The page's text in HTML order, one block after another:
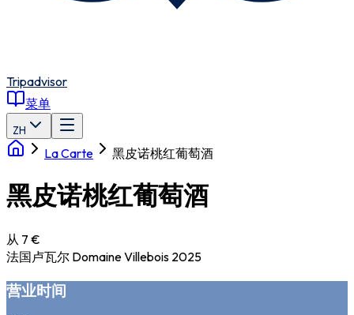
Tripadvisor
菜单
ZH
La Carte 黑皮诺桃红葡萄酒
黑皮诺桃红葡萄酒
从 7 €
法国卢瓦尔 Domaine Villebois 2025
营业时间